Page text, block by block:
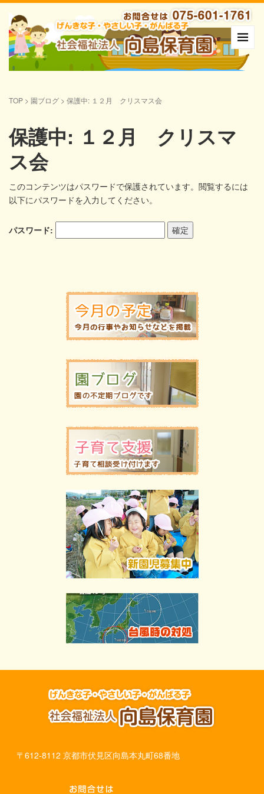
TOP > 園ブログ > 保護中: １２月 クリスマス会
保護中: １２月 クリスマ
ス会
このコンテンツはパスワードで保護されています。閲覧するには
以下にパスワードを入力してください。
パスワード:
〒612-8112 京都市伏見区向島本丸町68番地